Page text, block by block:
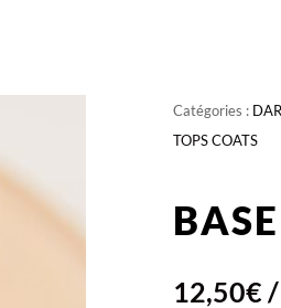
Catégories :
TOPS COATS
12,50€ /